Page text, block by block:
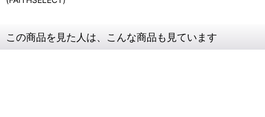
この商品を見た人は、こんな商品も見ています